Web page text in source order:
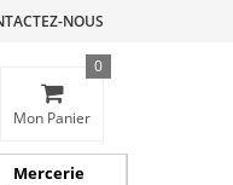
NOUS
Mon Panier
0
Mercerie